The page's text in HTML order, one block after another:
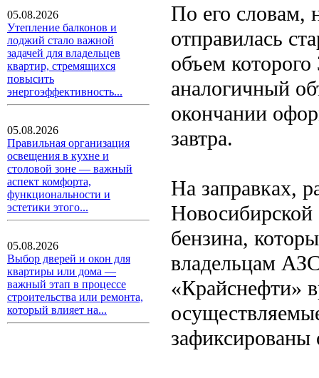
05.08.2026
Утепление балконов и
лоджий стало важной
задачей для владельцев
квартир, стремящихся
повысить
энергоэффективность...
05.08.2026
Правильная организация
освещения в кухне и
столовой зоне — важный
аспект комфорта,
функциональности и
эстетики этого...
05.08.2026
Выбор дверей и окон для
квартиры или дома —
важный этап в процессе
строительства или ремонта,
который влияет на...
По его словам,
отправилась
объем
аналогичный
окончании
завтра.
На заправках,
Новосибирской
бензина,
владельцам
«Крайснефти»
зафиксированы